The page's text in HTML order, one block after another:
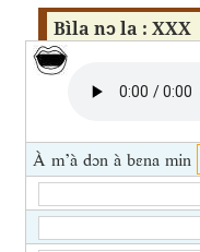
Bìla nɔ la : XXX
À m’à dɔn à bɛna min